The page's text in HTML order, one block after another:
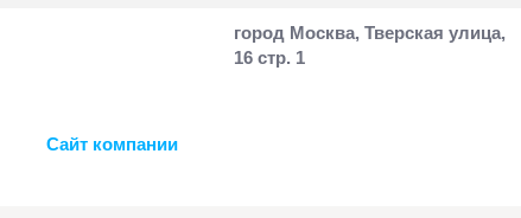
город Москва, Тверская улица,
16 стр. 1
Сайт компании